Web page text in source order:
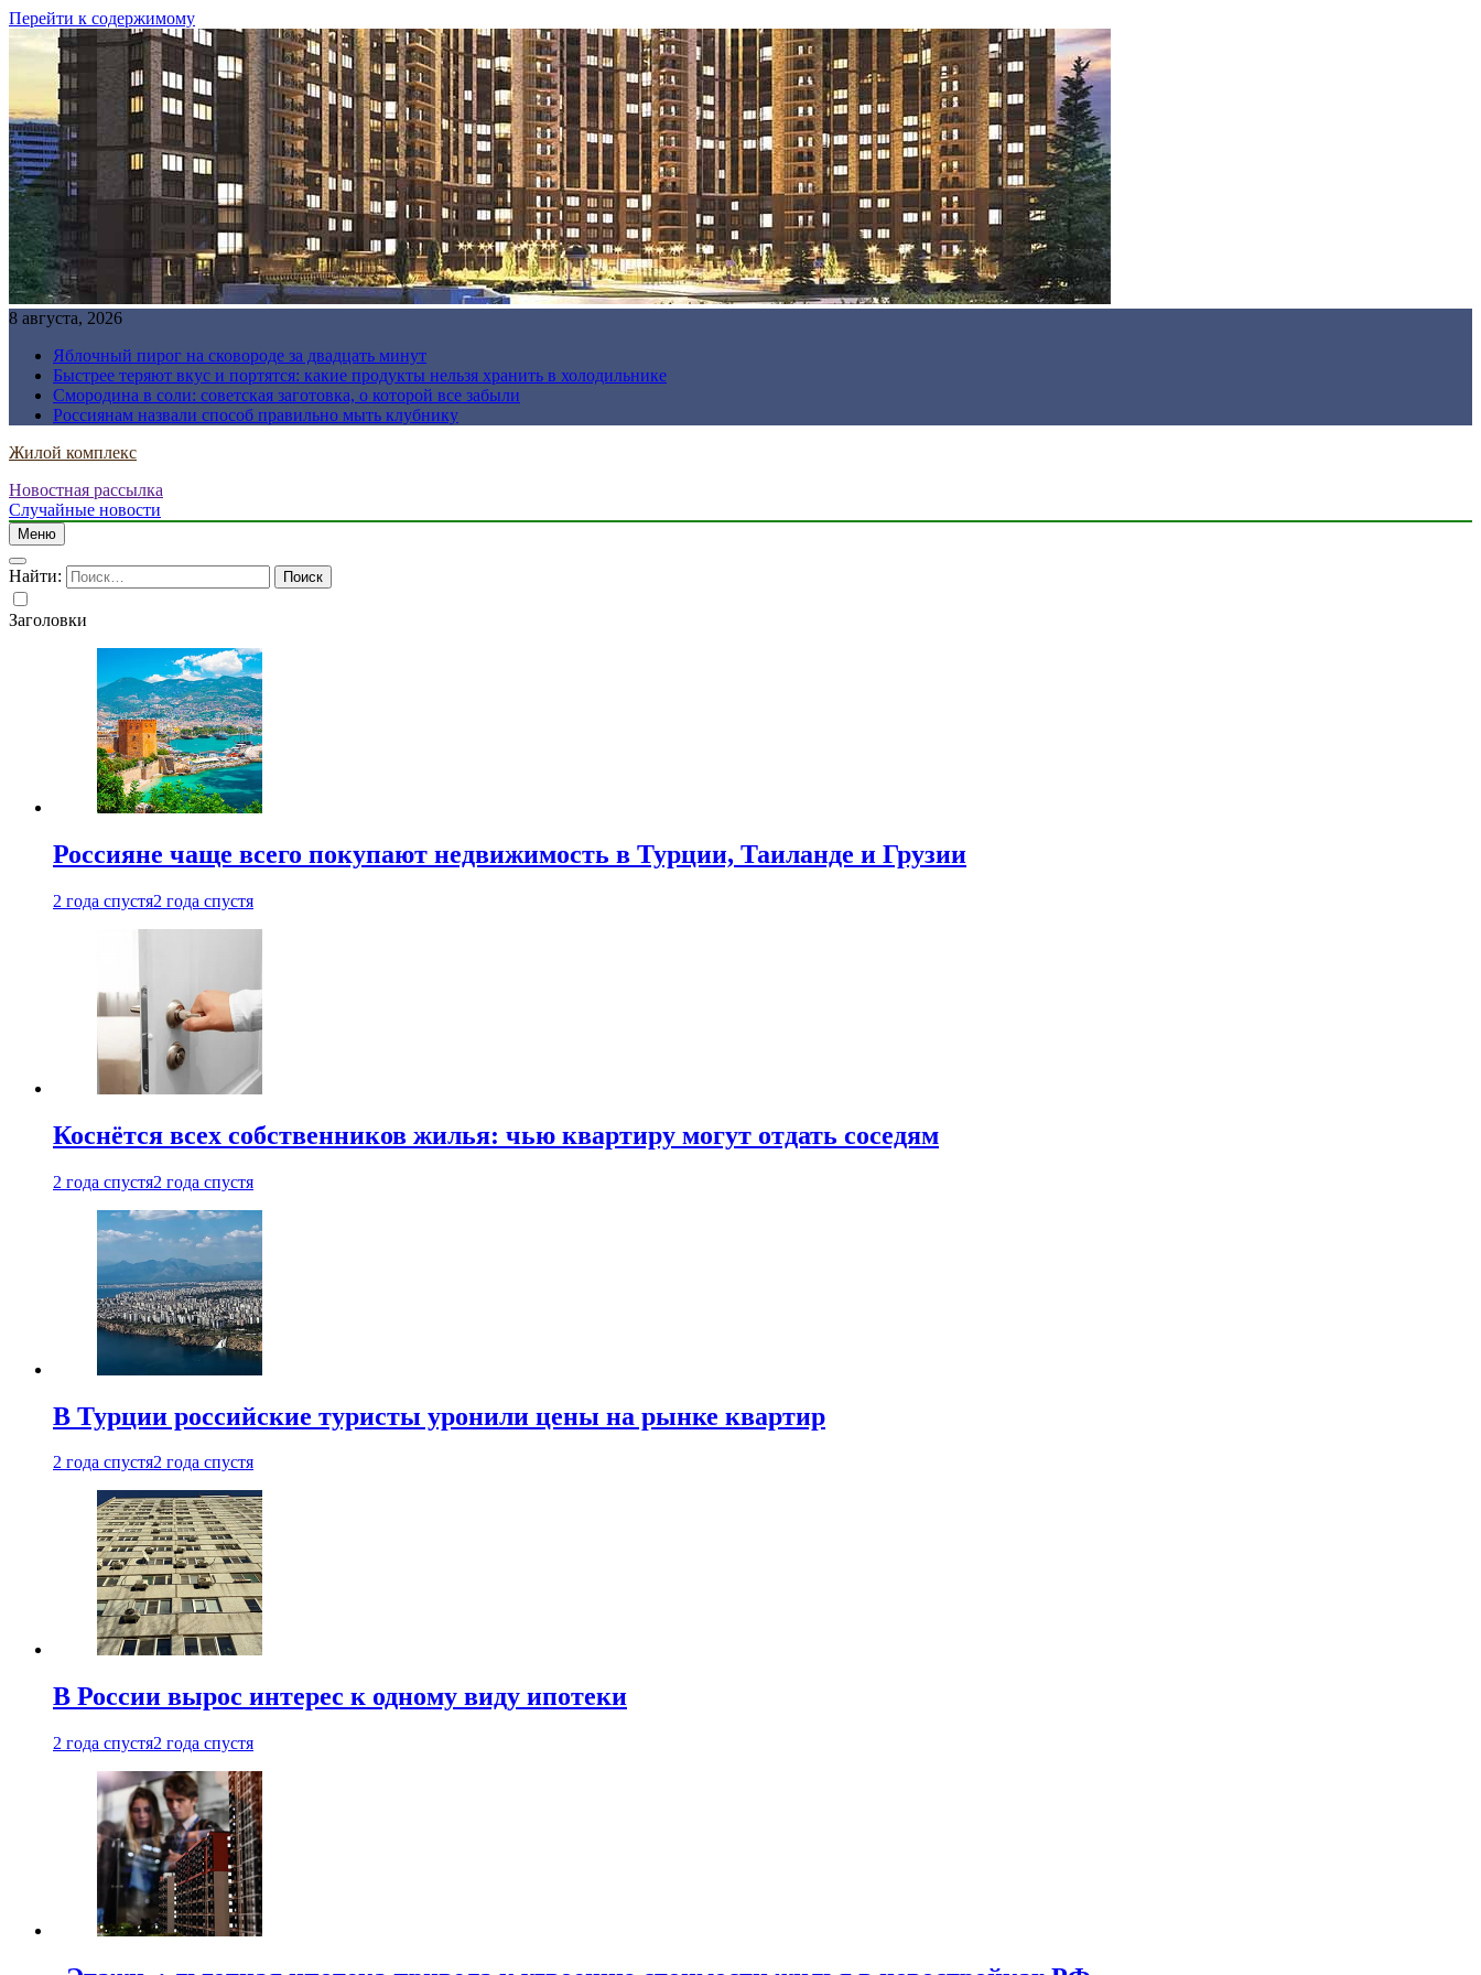
Перейти к содержимому
8 августа, 2026
Яблочный пирог на сковороде за двадцать минут
Быстрее теряют вкус и портятся: какие продукты нельзя хранить в холодильнике
Смородина в соли: советская заготовка, о которой все забыли
Россиянам назвали способ правильно мыть клубнику
Жилой комплекс
Новостная рассылка
Случайные новости
Меню
Найти:
Заголовки
Россияне чаще всего покупают недвижимость в Турции, Таиланде и Грузии
2 года спустя2 года спустя
Коснётся всех собственников жилья: чью квартиру могут отдать соседям
2 года спустя2 года спустя
В Турции российские туристы уронили цены на рынке квартир
2 года спустя2 года спустя
В России вырос интерес к одному виду ипотеки
2 года спустя2 года спустя